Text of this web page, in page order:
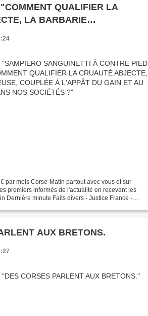
QUALIFIER LA
LA BARBARIE
DANS NOS
par mois Corse-Matin partout avec vous et sur
premiers informés de l'actualité en recevant les
Dernière minute Faits divers - Justice France -
AUX BRETONS.